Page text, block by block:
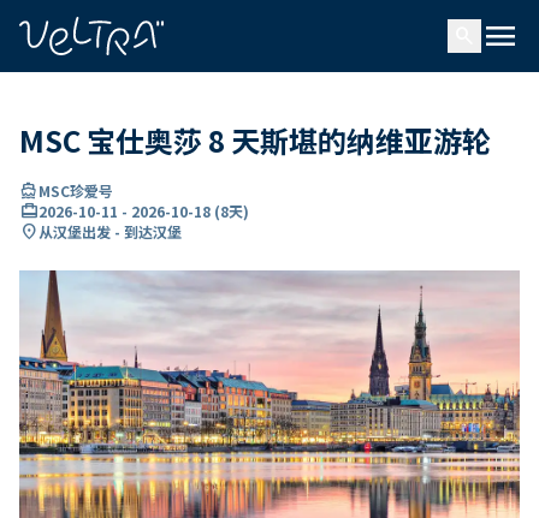
menu
MSC 宝仕奥莎 8 天斯堪的纳维亚游轮
directions_boatMSC珍爱号
card_travel2026-10-11 - 2026-10-18 (8天)
location_on从汉堡出发 - 到达汉堡